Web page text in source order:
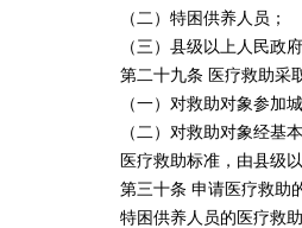
（二）特困供养人员；
（三）县级以上人民政
第二十九条 医疗救助采
（一）对救助对象参加
（二）对救助对象经基
医疗救助标准，由县级
第三十条 申请医疗救助
特困供养人员的医疗救